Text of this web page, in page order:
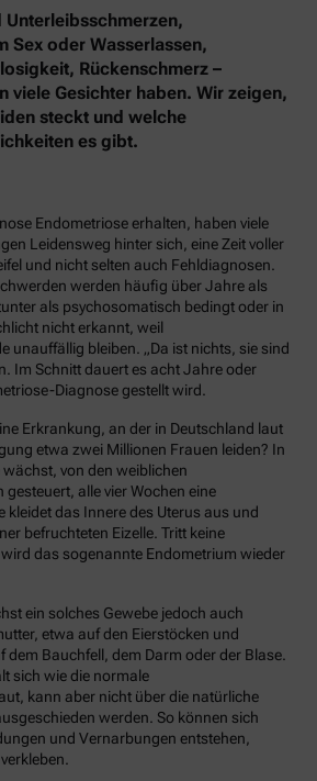
Unterleibsschmerzen,
Sex oder Wasserlassen,
Rückenschmerz –
viele Gesichter haben. Wir zeigen,
steckt und welche
es gibt.
Endometriose erhalten, haben viele
Leidensweg hinter sich, eine Zeit voller
und nicht selten auch Fehldiagnosen.
werden häufig über Jahre als
als psychosomatisch bedingt oder in
nicht erkannt, weil
unauffällig bleiben. „Da ist nichts, sie sind
Im Schnitt dauert es acht Jahre oder
Diagnose gestellt wird.
Erkrankung, an der in Deutschland laut
etwa zwei Millionen Frauen leiden? In
von den weiblichen
alle vier Wochen eine
kleidet das Innere des Uterus aus und
befruchteten Eizelle. Tritt keine
das sogenannte Endometrium wieder
ein solches Gewebe jedoch auch
etwa auf den Eierstöcken und
dem Bauchfell, dem Darm oder der Blase.
sich wie die normale
kann aber nicht über die natürliche
werden. So können sich
und Vernarbungen entstehen,